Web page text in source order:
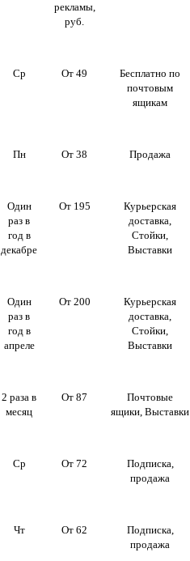
рекламы,
руб.
Ср От 49
Бесплатно по
почтовым
ящикам
Пн От 38 Продажа
Один
раз в
год в
декабре
От 195
Курьерская
доставка,
Стойки,
Выставки
Один
раз в
год в
апреле
От 200
Курьерская
доставка,
Стойки,
Выставки
2 раза в
месяц
От 87
Почтовые
ящики, Выставки
Ср От 72
Подписка,
продажа
Чт От 62
Подписка,
продажа